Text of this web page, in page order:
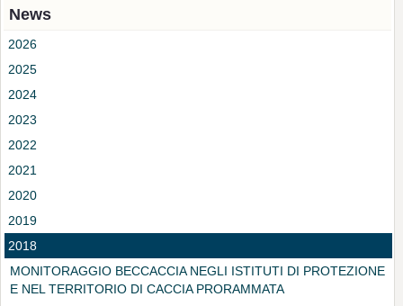
News
2026
2025
2024
2023
2022
2021
2020
2019
2018
MONITORAGGIO BECCACCIA NEGLI ISTITUTI DI PROTEZIONE
E NEL TERRITORIO DI CACCIA PRORAMMATA